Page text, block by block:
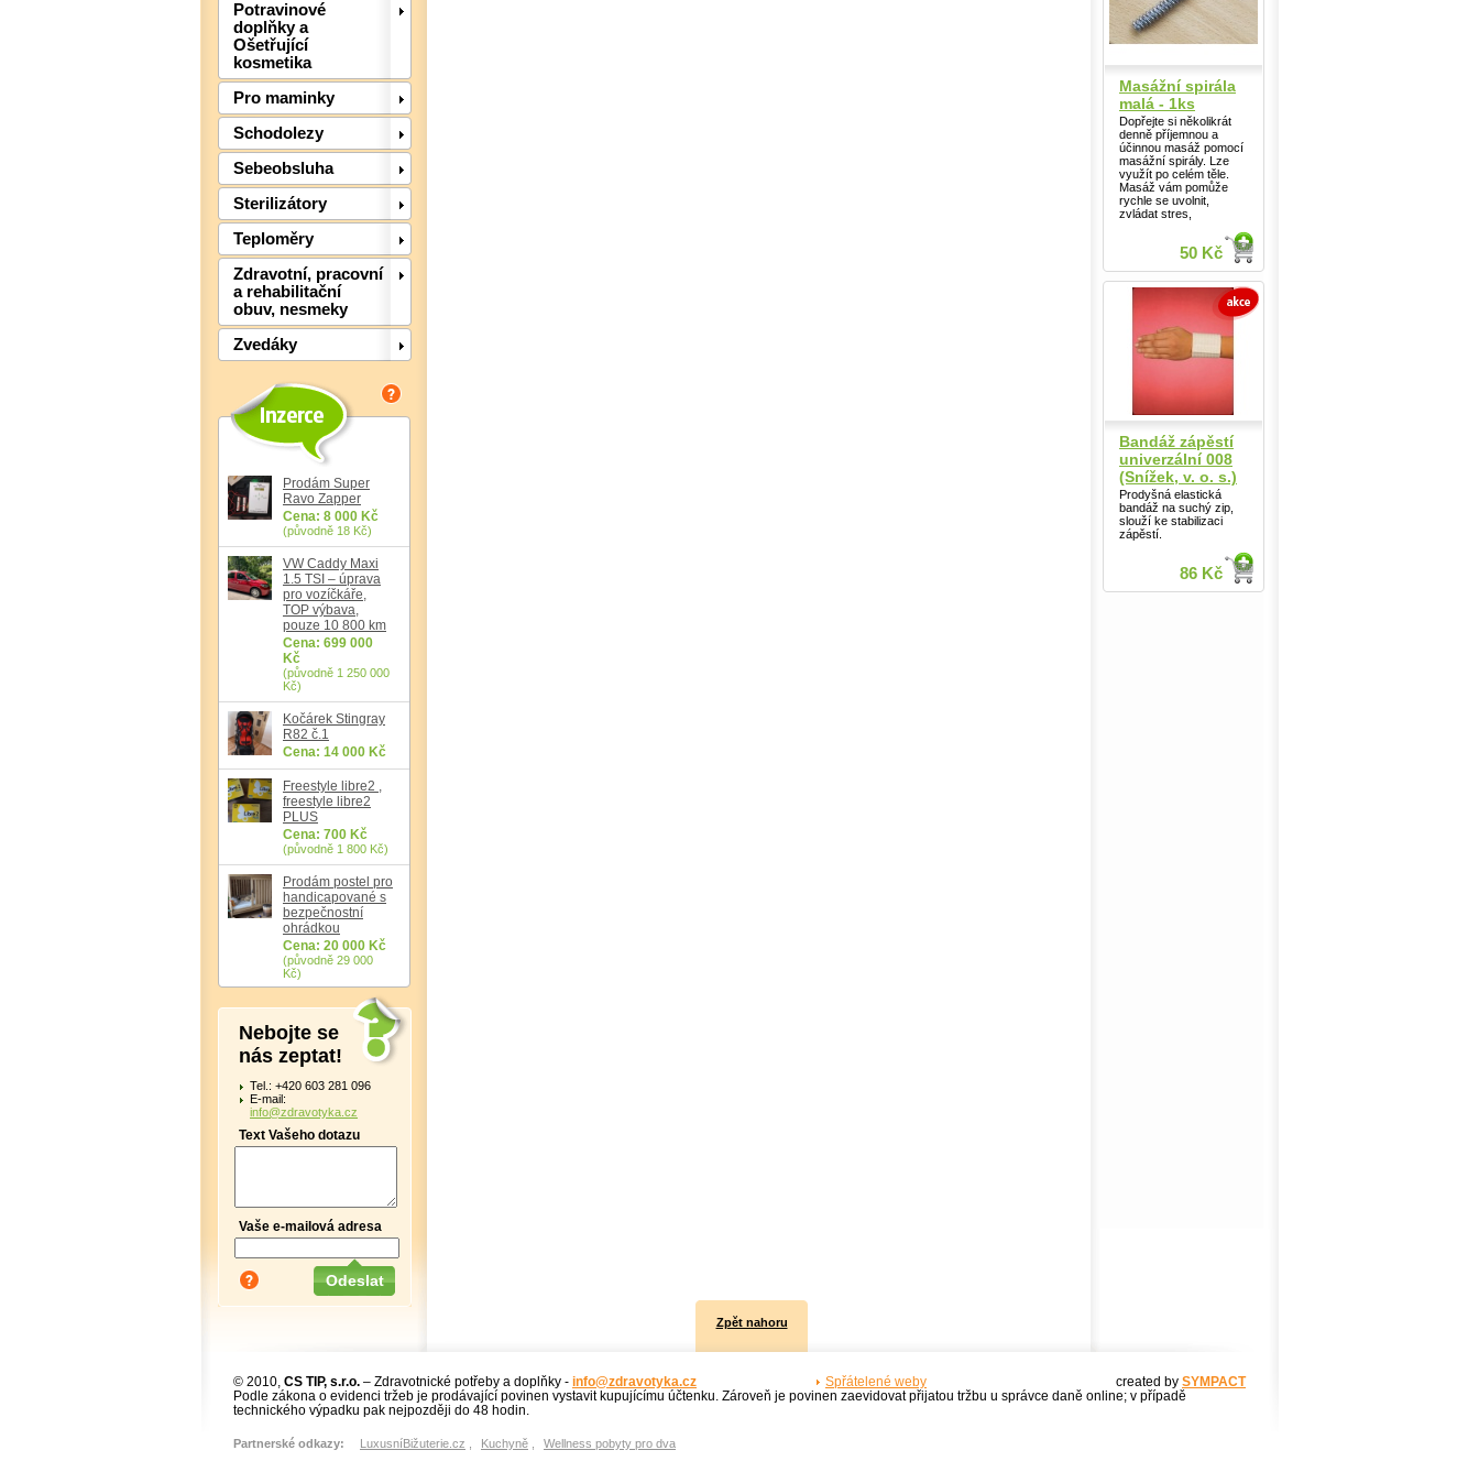
Potravinové
doplňky a
Ošetřující
kosmetika
Pro maminky
Schodolezy
Sebeobsluha
Sterilizátory
Teploměry
Zdravotní, pracovní
a rehabilitační
obuv, nesmeky
Zvedáky
Prodám Super
Ravo Zapper
Cena: 8 000 Kč
(původně 18 Kč)
VW Caddy Maxi
1.5 TSI – úprava
pro vozíčkáře,
TOP výbava,
pouze 10 800 km
Cena: 699 000
Kč
(původně 1 250 000
Kč)
Kočárek Stingray
R82 č.1
Cena: 14 000 Kč
Freestyle libre2 ,
freestyle libre2
PLUS
Cena: 700 Kč
(původně 1 800 Kč)
Prodám postel pro
handicapované s
bezpečnostní
ohrádkou
Cena: 20 000 Kč
(původně 29 000
Kč)
Nebojte se
nás zeptat!
Tel.: +420 603 281 096
E-mail:
info@zdravotyka.cz
Text Vašeho dotazu
Vaše e-mailová adresa
Masážní spirála
malá - 1ks
Dopřejte si několikrát
denně příjemnou a
účinnou masáž pomocí
masážní spirály. Lze
využít po celém těle.
Masáž vám pomůže
rychle se uvolnit,
zvládat stres,
50 Kč
Bandáž zápěstí
univerzální 008
(Snížek, v. o. s.)
Prodyšná elastická
bandáž na suchý zip,
slouží ke stabilizaci
zápěstí.
86 Kč
Zpět nahoru
© 2010, CS TIP, s.r.o. – Zdravotnické potřeby a doplňky - info@zdravotyka.cz created by SYMPACT
Podle zákona o evidenci tržeb je prodávající povinen vystavit kupujícímu účtenku. Zároveň je povinen zaevidovat přijatou tržbu u správce daně online; v případě
technického výpadku pak nejpozději do 48 hodin.
Spřátelené weby
Partnerské odkazy: LuxusníBižuterie.cz Kuchyně Wellness pobyty pro dva